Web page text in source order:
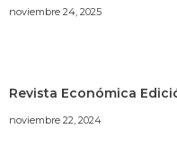
noviembre 24, 2025
Revista Económica
noviembre 22, 2024